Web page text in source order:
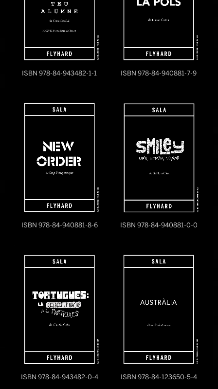
ISBN 978-84-943482-1-1 ISBN 978-84-940881-7-9
ISBN 978-84-940881-8-6 ISBN 978-84-940881-0-0
ISBN 978-84-943482-0-4 ISBN 978-84-123650-5-4